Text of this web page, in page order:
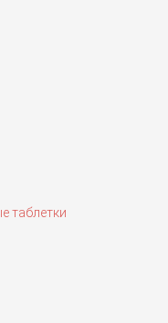
таблетки